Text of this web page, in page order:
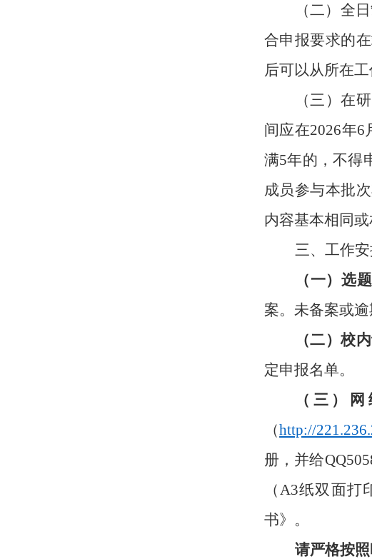
（二） 全
合申报要求的
后可以从所在
（三）在
间应在2026年6
满5年的，不得
成员参与本批
内容基本相同
三、工作
（一）选
案。未备案或逾
（二）校
定申报名单。
（三）
（http://
册，并给
（ A3纸双面打
书》 。
请严格按